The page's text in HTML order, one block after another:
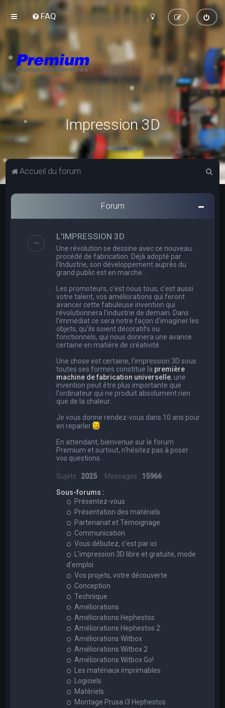
FAQ
Impression 3D
Accueil du forum
c
Forum
L'IMPRESSION 3D
Une révolution se dessine avec ce nouveau
procédé de fabrication. Déjà adopté par
l’Industrie, son développement auprès du
grand public est en marche…
Les promoteurs, c'est nous tous, c'est aussi
votre talent, vos améliorations qui feront
avancer cette fabuleuse invention qui
révolutionnera l'industrie de demain. Dans
l'immédiat ce sera notre façon d'imaginer les
objets, qu'ils soient décoratifs ou
fonctionnels, qui nous donnera une avance
certaine en matière de créativité.
Une chose est certaine, l'impression 3D sous
toutes ses formes constitue la première
machine de fabrication universelle, une
invention peut être plus importante que
l'ordinateur qui ne produit absolument rien
que de la chaleur...
Je vous donne rendez-vous dans 10 ans pour
en reparler
En attendant, bienvenue sur le forum
Premium et surtout, n'hésitez pas à poser
vos questions.
Sujets : 2025 Messages : 15966
Sous-forums :
Présentez-vous
Présentation des matériels
Partenariat et Témoignage
Communication
Vous débutez, c'est par ici
L'impression 3D libre et gratuite, mode
d'emploi
Vos projets, votre découverte
Conception
Technique
Améliorations
Améliorations Hephestos
Améliorations Hephestos 2
Améliorations Witbox
Améliorations Witbox 2
Améliorations Witbox Go!
Les matériaux imprimables
Logiciels
Matériels
Montage Prusa i3 Hephestos